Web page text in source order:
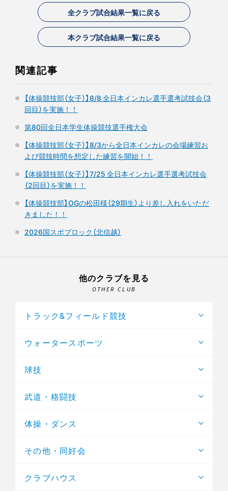
全クラブ試合結果一覧に戻る
本クラブ試合結果一覧に戻る
関連記事
【体操競技部（女子）】8/8 全日本インカレ選手選考試技会（3
回目）を実施！！
第80回全日本学生体操競技選手権大会
【体操競技部（女子）】8/3から全日本インカレの会場練習お
よび競技時間を想定した練習を開始！！
【体操競技部（女子）】7/25 全日本インカレ選手選考試技会
（2回目）を実施！！
【体操競技部】OGの松田様（29期生）より差し入れをいただ
きました！！
2026国スポブロック（北信越）
他のクラブを見る
OTHER CLUB
トラック&フィールド競技
ウォータースポーツ
球技
武道・格闘技
体操・ダンス
その他・同好会
クラブハウス